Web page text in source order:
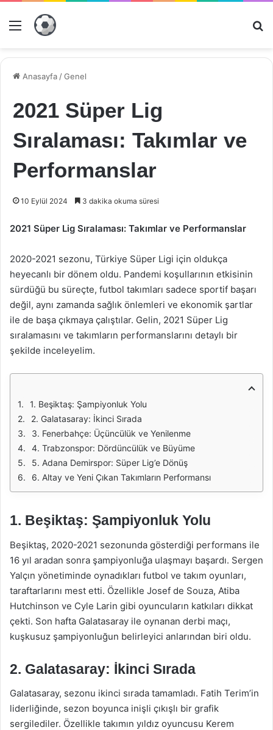
Menü
Anasayfa /Genel
2021 Süper Lig
Sıralaması: Takımlar ve
Performanslar
10 Eylül 2024 3 dakika okuma süresi
2021 Süper Lig Sıralaması: Takımlar ve Performanslar
2020-2021 sezonu, Türkiye Süper Ligi için oldukça
heyecanlı bir dönem oldu. Pandemi koşullarının etkisinin
sürdüğü bu süreçte, futbol takımları sadece sportif başarı
değil, aynı zamanda sağlık önlemleri ve ekonomik şartlar
ile de başa çıkmaya çalıştılar. Gelin, 2021 Süper Lig
sıralamasını ve takımların performanslarını detaylı bir
şekilde inceleyelim.
1. Beşiktaş: Şampiyonluk Yolu
2. Galatasaray: İkinci Sırada
3. Fenerbahçe: Üçüncülük ve Yenilenme
4. Trabzonspor: Dördüncülük ve Büyüme
5. Adana Demirspor: Süper Lig’e Dönüş
6. Altay ve Yeni Çıkan Takımların Performansı
1. Beşiktaş: Şampiyonluk Yolu
Beşiktaş, 2020-2021 sezonunda gösterdiği performans ile
16 yıl aradan sonra şampiyonluğa ulaşmayı başardı. Sergen
Yalçın yönetiminde oynadıkları futbol ve takım oyunları,
taraftarlarını mest etti. Özellikle Josef de Souza, Atiba
Hutchinson ve Cyle Larin gibi oyuncuların katkıları dikkat
çekti. Son hafta Galatasaray ile oynanan derbi maçı,
kuşkusuz şampiyonluğun belirleyici anlarından biri oldu.
2. Galatasaray: İkinci Sırada
Galatasaray, sezonu ikinci sırada tamamladı. Fatih Terim’in
liderliğinde, sezon boyunca inişli çıkışlı bir grafik
sergilediler. Özellikle takımın yıldız oyuncusu Kerem